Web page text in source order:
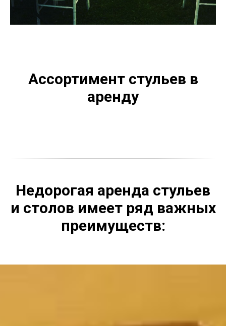
Ассортимент стульев в
аренду
Недорогая аренда стульев
и столов имеет ряд важных
преимуществ: